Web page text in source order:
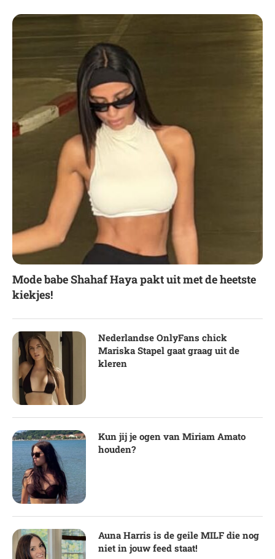
Mode babe Shahaf Haya pakt uit met de heetste
kiekjes!
Nederlandse OnlyFans chick
Mariska Stapel gaat graag uit de
kleren
Kun jij je ogen van Miriam Amato
houden?
Auna Harris is de geile MILF die nog
niet in jouw feed staat!